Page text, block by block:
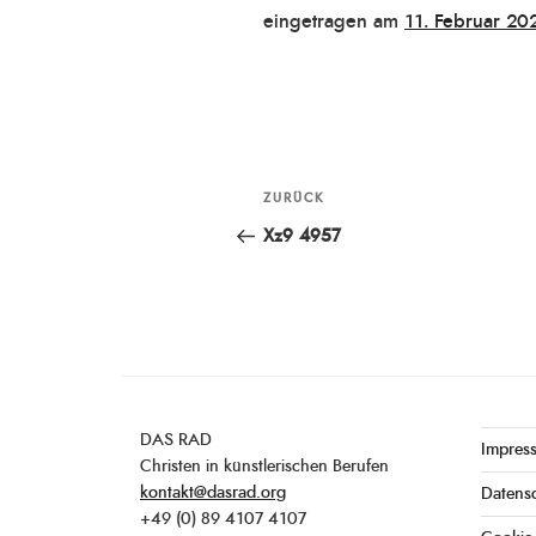
eingetragen am Veröffentlicht
11. Februar
Beitragsnavigation
Vorheriger
Beitrag
ZURÜCK
Xz9 4957
DAS RAD
Christen in künstlerischen Berufen
kontakt@dasrad.org
+49 (0) 89 4107 4107